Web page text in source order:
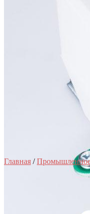
Главная /Промышленное